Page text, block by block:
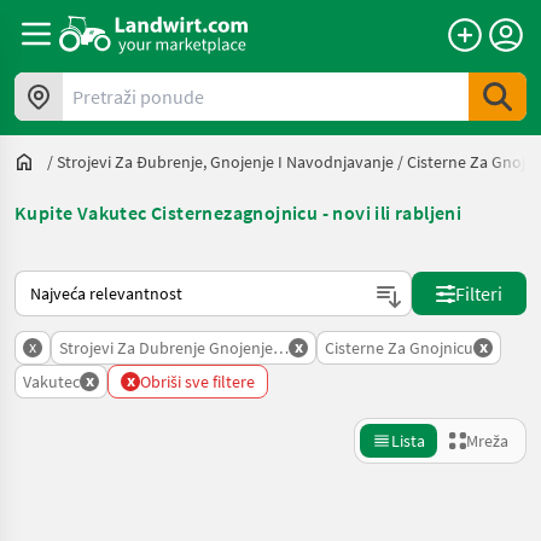
Pretraži ponude
/Strojevi Za Đubrenje, Gnojenje I Navodnjavanje /Cisterne Za
Kupite Vakutec Cisternezagnojnicu - novi ili rabljeni
Način na koji sortira Landwirt.com
Filteri
x Strojevi Za Dubrenje Gnojenje I Navodnjavanje
x Cisterne Za Gnojnicu x
Vakutec x x Obriši sve filtere
Lista Mreža